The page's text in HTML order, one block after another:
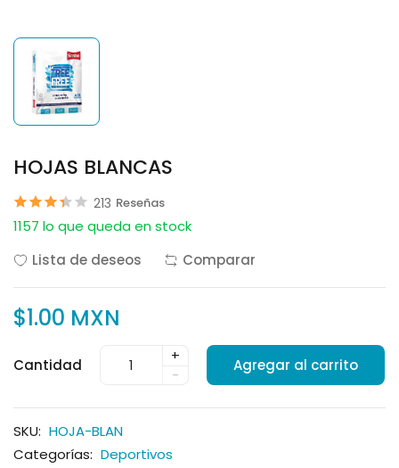
HOJAS BLANCAS
213 Reseñas
1157 lo que queda en stock
Lista de deseos
Comparar
$1.00 MXN
Cantidad
+
-
Agregar al carrito
SKU: HOJA-BLAN
Categorías: Deportivos